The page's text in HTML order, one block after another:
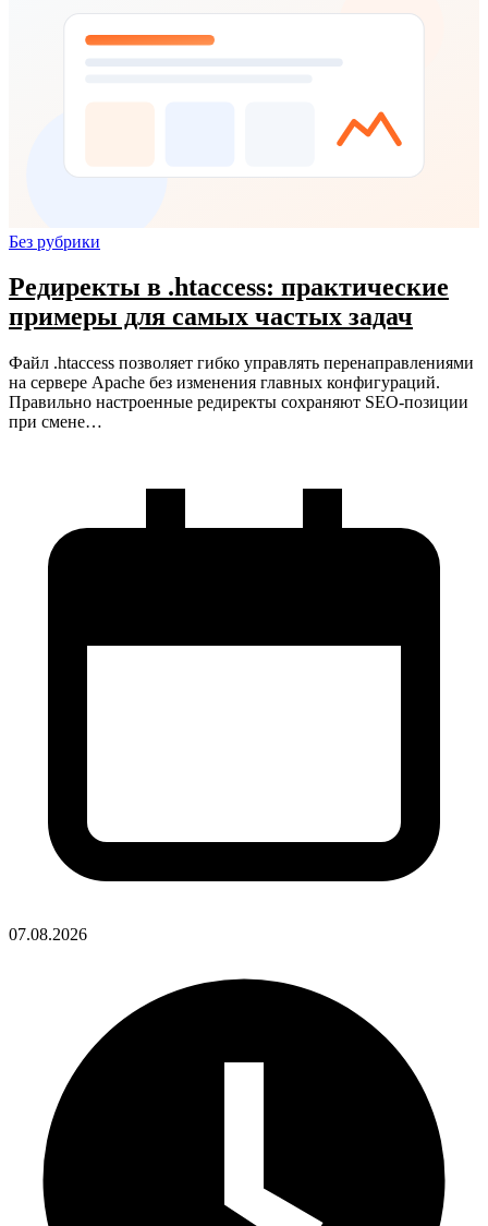
Без рубрики
Редиректы в .htaccess: практические
примеры для самых частых задач
Файл .htaccess позволяет гибко управлять перенаправлениями
на сервере Apache без изменения главных конфигураций.
Правильно настроенные редиректы сохраняют SEO-позиции
при смене…
07.08.2026